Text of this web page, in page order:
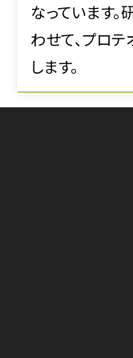
なっています
わせて、プロ
します。